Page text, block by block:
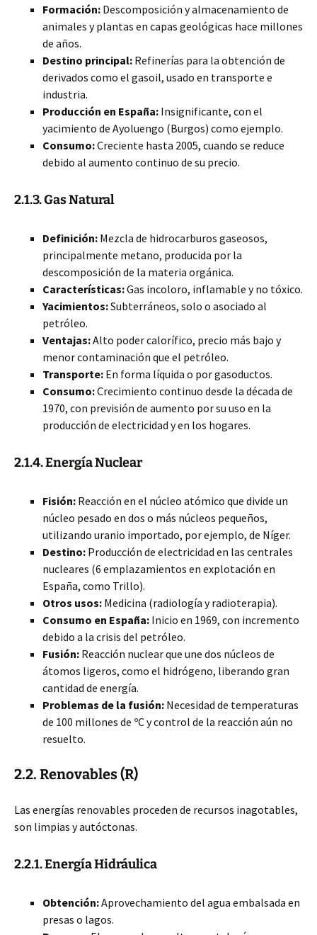
Formación: Descomposición y almacenamiento de
animales y plantas en capas geológicas hace millones
de años.
Destino principal: Refinerías para la obtención de
derivados como el gasoil, usado en transporte e
industria.
Producción en España: Insignificante, con el
yacimiento de Ayoluengo (Burgos) como ejemplo.
Consumo:Creciente hasta 2005, cuando se reduce
debido al aumento continuo de su precio.
2.1.3. Gas Natural
Definición: Mezcla de hidrocarburos gaseosos,
principalmente metano, producida por la
descomposición de la materia orgánica.
Características:Gas incoloro, inflamable y no tóxico.
Yacimientos:Subterráneos, solo o asociado al
petróleo.
Ventajas:Alto poder calorífico, precio más bajo y
menor contaminación que el petróleo.
Transporte: En forma líquida o por gasoductos.
Consumo:Crecimiento continuo desde la década de
1970, con previsión de aumento por su uso en la
producción de electricidad y en los hogares.
2.1.4. Energía Nuclear
Fisión: Reacción en el núcleo atómico que divide un
núcleo pesado en dos o más núcleos pequeños,
utilizando uranio importado, por ejemplo, de Níger.
Destino: Producción de electricidad en las centrales
nucleares (6 emplazamientos en explotación en
España, como Trillo).
Otros usos: Medicina (radiología y radioterapia).
Consumo en España: Inicio en 1969, con incremento
debido a la crisis del petróleo.
Fusión: Reacción nuclear que une dos núcleos de
átomos ligeros, como el hidrógeno, liberando gran
cantidad de energía.
Problemas de la fusión: Necesidad de temperaturas
de 100 millones de ºC y control de la reacción aún no
resuelto.
2.2. Renovables (R)
Las energías renovables proceden de recursos inagotables,
son limpias y autóctonas.
2.2.1. Energía Hidráulica
Obtención:Aprovechamiento del agua embalsada en
presas o lagos.